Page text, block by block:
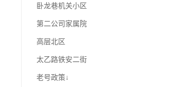
卧龙巷机关小区
第二公司家属院
高层北区
太乙路铁安二街
老号政策↓